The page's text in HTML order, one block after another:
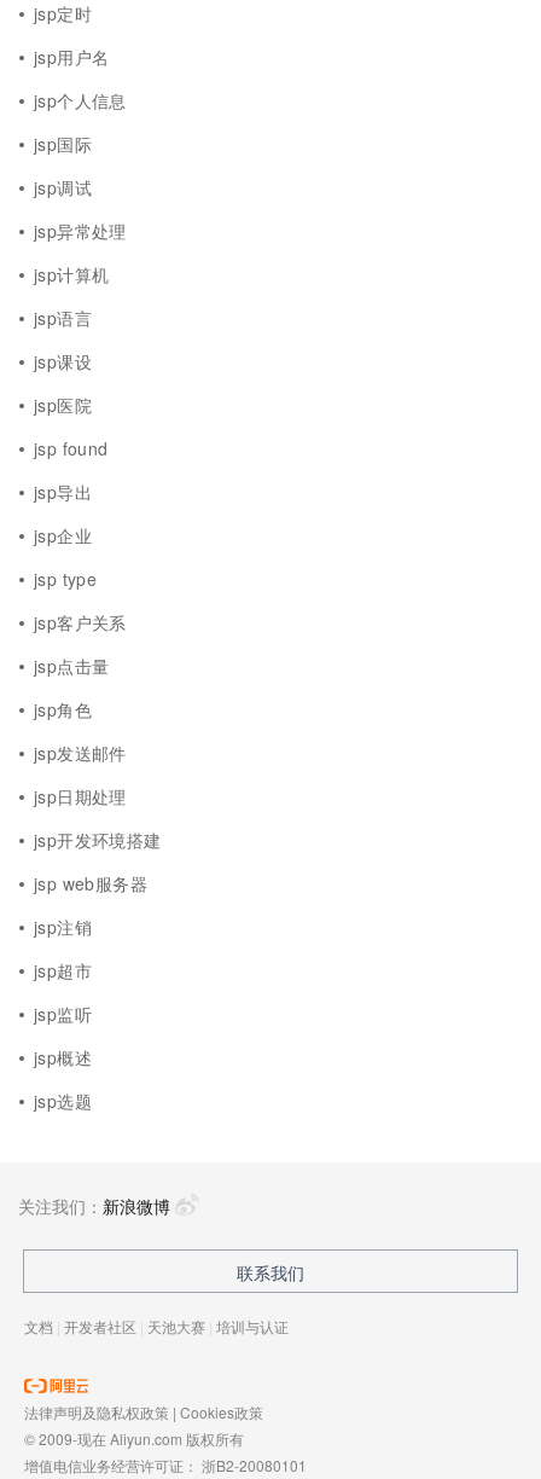
jsp定时
jsp用户名
jsp个人信息
jsp国际
jsp调试
jsp异常处理
jsp计算机
jsp语言
jsp课设
jsp医院
jsp found
jsp导出
jsp企业
jsp type
jsp客户关系
jsp点击量
jsp角色
jsp发送邮件
jsp日期处理
jsp开发环境搭建
jsp web服务器
jsp注销
jsp超市
jsp监听
jsp概述
jsp选题
关注我们： 新浪微博
联系我们
文档 | 开发者社区 | 天池大赛 | 培训与认证
法律声明及隐私权政策 | Cookies政策
© 2009-现在 Aliyun.com 版权所有
增值电信业务经营许可证： 浙B2-20080101